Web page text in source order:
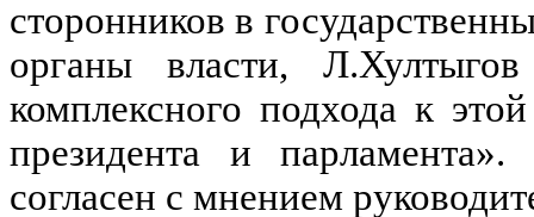
сторонников в
органы власти,
комплексного подхода к
президента и
согласен с мнением